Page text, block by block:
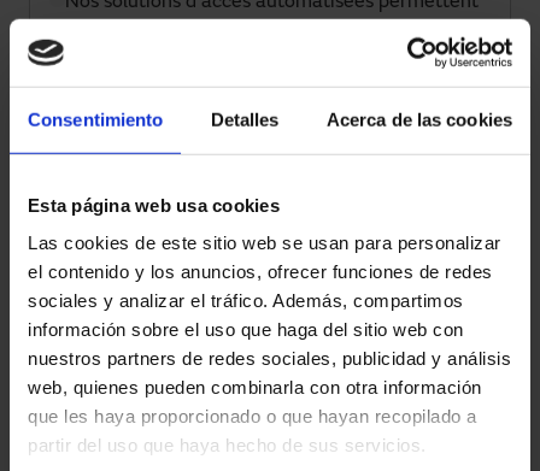
Consentimiento Detalles Acerca de las cookies
Esta página web usa cookies
Las cookies de este sitio web se usan para personalizar
el contenido y los anuncios, ofrecer funciones de redes
sociales y analizar el tráfico. Además, compartimos
información sobre el uso que haga del sitio web con
nuestros partners de redes sociales, publicidad y análisis
web, quienes pueden combinarla con otra información
que les haya proporcionado o que hayan recopilado a
partir del uso que haya hecho de sus servicios.
l'intégration avec des plateformes intelligentes
de gestion.
Sécurité et réglementation
commandes et des automatismes qui
garantissent une utilisation sûre et sont
conformes à la réglementation en vigueur.
Expérience multisectorielle
Nous intervenons dans les hôpitaux, les
aéroports, le commerce de détail, l'industrie et
les bâtiments corporatifs, apportant des
solutions fiables dans des environnements très